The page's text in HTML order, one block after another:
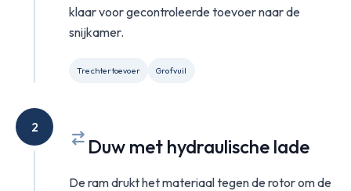
klaar voor gecontroleerde toevoer naar de
snijkamer.
Trechtertoevoer Grofvuil
2
Duw met hydraulische lade
De ram drukt het materiaal tegen de rotor om de